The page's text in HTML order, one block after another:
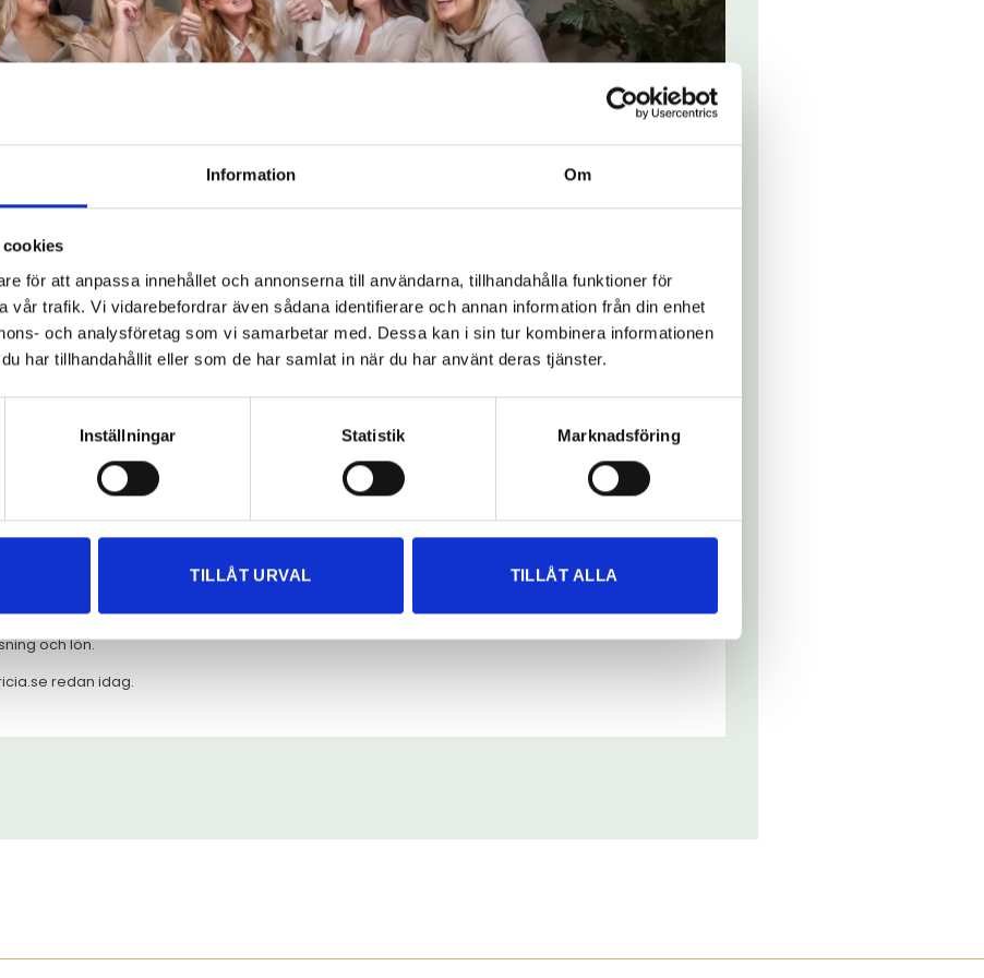
Information Om
för att anpassa innehållet och annonserna till användarna, tillhandahålla funktioner för
vår trafik. Vi vidarebefordrar även sådana identifierare och annan information från din enhet
och analysföretag som vi samarbetar med. Dessa kan i sin tur kombinera informationen
har tillhandahållit eller som de har samlat in när du har använt deras tjänster.
Inställningar Statistik Marknadsföring
TILLÅT URVAL TILLÅT ALLA
som precis som vi, tycker att ekonomi är det roligast som finns. Vi ser gärna att du har erfarenhet från
som noggrann och strukturerad, initiativrik och serviceinriktad samt god kommunikativ
och utvecklande uppdrag tillsammans med härliga kollegor och trevliga kunder. Vi jobbar
hälsa, stimulerande utvecklingsmöjligheter och en trevlig arbetsplats hjälper våra medarbetare att
och lön.
redan idag.